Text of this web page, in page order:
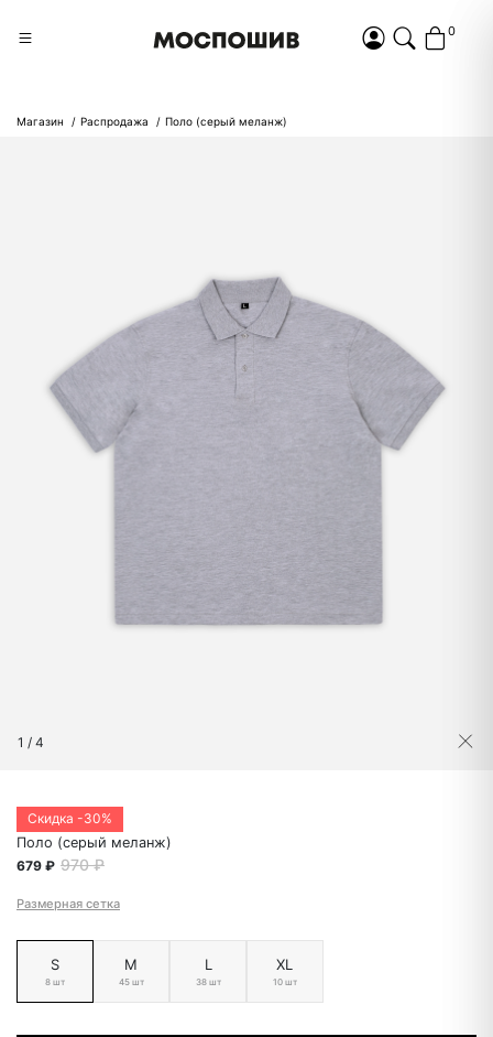
0
Магазин Распродажа Поло (серый меланж)
1 / 4
Скидка -30%
Поло (серый меланж)
679 ₽ 970 ₽
Размерная сетка
S
8 шт
M
45 шт
L
38 шт
XL
10 шт